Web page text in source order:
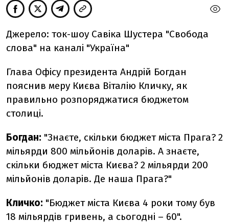
Джерело: ток-шоу Савіка Шустера "Свобода
слова" на каналі "Україна"
Глава Офісу президента Андрій Богдан
пояснив меру Києва Віталію Кличку, як
правильно розпоряджатися бюджетом
столиці.
Богдан: "Знаєте, скільки бюджет міста Прага? 2
мільярди 800 мільйонів доларів. А знаєте,
скільки бюджет міста Києва? 2 мільярди 200
мільйонів доларів. Де наша Прага?"
Кличко: "Бюджет міста Києва 4 роки тому був
18 мільярдів гривень, а сьогодні – 60".